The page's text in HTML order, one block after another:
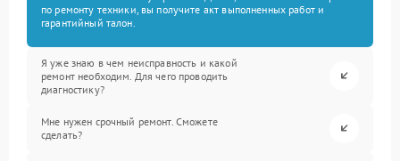
по ремонту техники, вы получите акт выполненных работ и
гарантийный талон.
Я уже знаю в чем неисправность и какой
ремонт необходим. Для чего проводить
диагностику?
Мне нужен срочный ремонт. Сможете
сделать?